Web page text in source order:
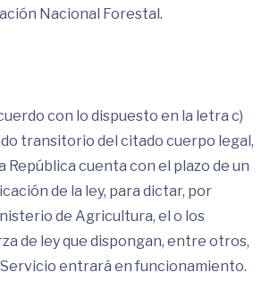
Nacional Forestal.
con lo dispuesto en la letra c)
transitorio del citado cuerpo legal,
República cuenta con el plazo de un
de la ley, para dictar, por
de Agricultura, el o los
de ley que dispongan, entre otros,
Servicio entrará en funcionamiento.